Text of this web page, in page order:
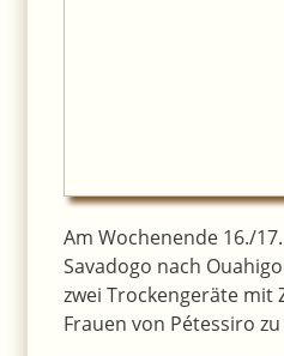
Am Wochenende 16./
Savadogo nach
zwei Trockengeräte mit
Frauen von Pétessiro